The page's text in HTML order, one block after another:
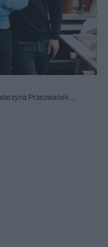
Przezwańska,